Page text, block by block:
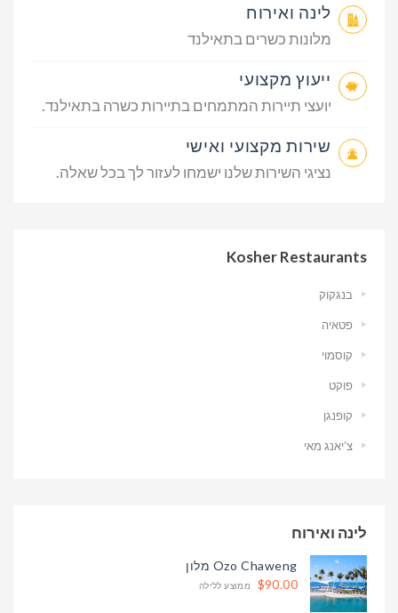
לינה ואירוח
מלונות כשרים בתאילנד
ייעוץ מקצועי
יועצי תיירות המתמחים בתיירות כשרה בתאילנד.
שירות מקצועי ואישי
נציגי השירות שלנו ישמחו לעזור לך בכל שאלה.
Kosher Restaurants
בנגקוק
פטאיה
קוסמוי
פוקט
קופנגן
צ’יאנג מאי
לינה ואירוח
Ozo Chaweng מלון
$90.00
ממוצע ללילה